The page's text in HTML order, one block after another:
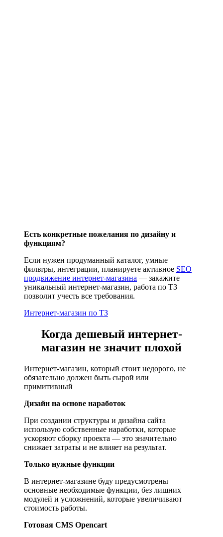
Есть конкретные пожелания по дизайну и
функциям?
Если нужен продуманный каталог, умные
фильтры, интеграции, планируете активное SEO
продвижение интернет-магазина — закажите
уникальный интернет-магазин, работа по ТЗ
позволит учесть все требования.
Интернет-магазин по ТЗ
Когда дешевый интернет-
магазин не значит плохой
Интернет-магазин, который стоит недорого, не
обязательно должен быть сырой или
примитивный
Дизайн на основе наработок
При создании структуры и дизайна сайта
использую собственные наработки, которые
ускоряют сборку проекта — это значительно
снижает затраты и не влияет на результат.
Только нужные функции
В интернет-магазине буду предусмотрены
основные необходимые функции, без лишних
модулей и усложнений, которые увеличивают
стоимость работы.
Готовая CMS Opencart